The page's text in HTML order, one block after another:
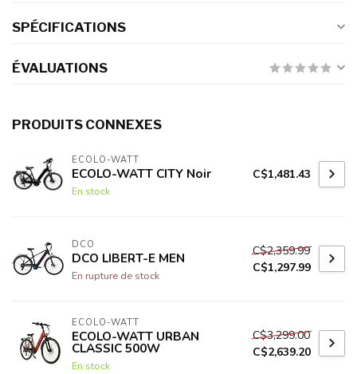
SPÉCIFICATIONS
ÉVALUATIONS
PRODUITS CONNEXES
ECOLO-WATT
ECOLO-WATT CITY Noir
En stock
C$1,481.43
DCO
DCO LIBERT-E MEN
En rupture de stock
C$2,359.99
C$1,297.99
ECOLO-WATT
ECOLO-WATT URBAN
CLASSIC 500W
En stock
C$3,299.00
C$2,639.20